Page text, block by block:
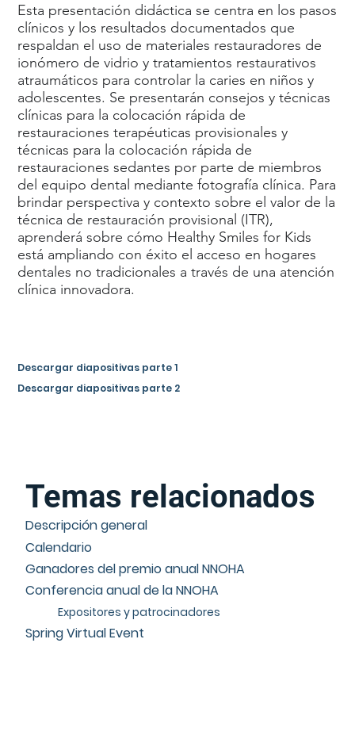
Temas relacionados
Descripción general
Calendario
Ganadores del premio anual NNOHA
Conferencia anual de la NNOHA
Expositores y patrocinadores
Spring Virtual Event
Esta presentación didáctica se centra en los pasos
clínicos y los resultados documentados que
respaldan el uso de materiales restauradores de
ionómero de vidrio y tratamientos restaurativos
atraumáticos para controlar la caries en niños y
adolescentes. Se presentarán consejos y técnicas
clínicas para la colocación rápida de
restauraciones terapéuticas provisionales y
técnicas para la colocación rápida de
restauraciones sedantes por parte de miembros
del equipo dental mediante fotografía clínica. Para
brindar perspectiva y contexto sobre el valor de la
técnica de restauración provisional (ITR),
aprenderá sobre cómo Healthy Smiles for Kids
está ampliando con éxito el acceso en hogares
dentales no tradicionales a través de una atención
clínica innovadora.
Descargar diapositivas parte 1
Descargar diapositivas parte 2